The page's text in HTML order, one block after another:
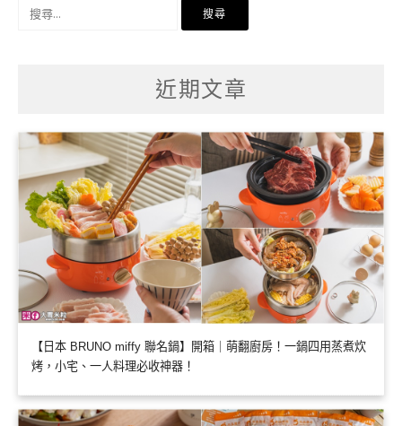
近期文章
【日本 BRUNO miffy 聯名鍋】開箱｜萌翻廚房！一鍋四用蒸煮炊
烤，小宅、一人料理必收神器！